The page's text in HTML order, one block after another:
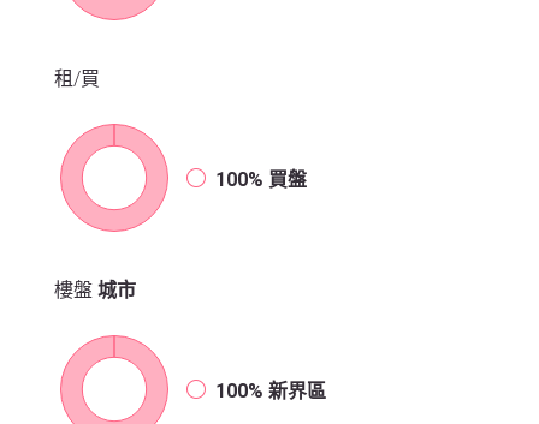
租/買
100% 買盤
樓盤 城市
100% 新界區